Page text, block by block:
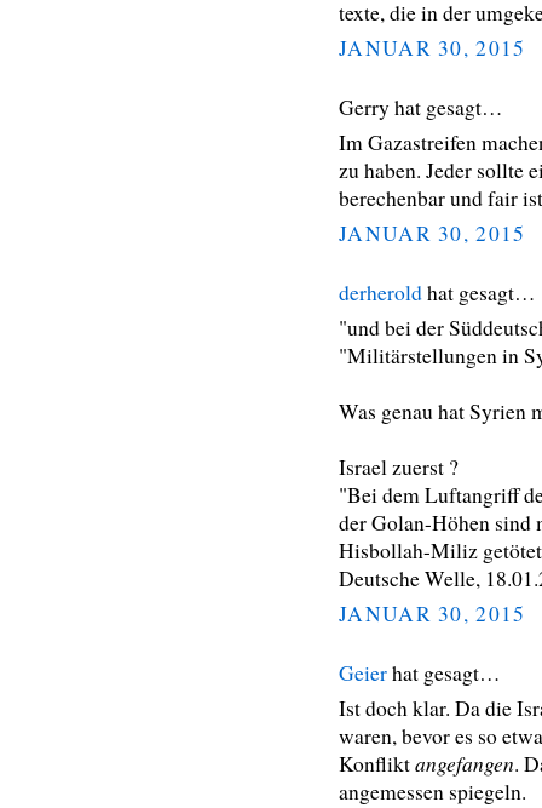
texte, die in der
JANUAR 30, 2015
Gerry hat gesagt…
Im Gazastreifen
zu haben. Jeder sollte
berechenbar und fair
JANUAR 30, 2015
derheroldhat gesagt…
"und bei der
"Militärstellungen in
Was genau hat Syrien
Israel zuerst ?
"Bei dem Luftangriff
der Golan-Höhen sind
Hisbollah-Miliz
Deutsche Welle,
JANUAR 30, 2015
Geierhat gesagt…
Ist doch klar. Da die
waren, bevor es so
Konfliktangefangen.
angemessen spiegeln.